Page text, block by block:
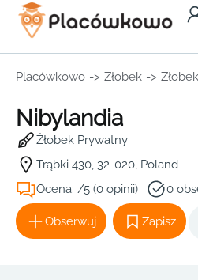
Placówkowo -> Żłobek ->
Nibylandia
Żłobek Prywatny
Trąbki 430, 32-020, Poland
Ocena: /5 (0 opinii)
0
Obserwuj Zapisz